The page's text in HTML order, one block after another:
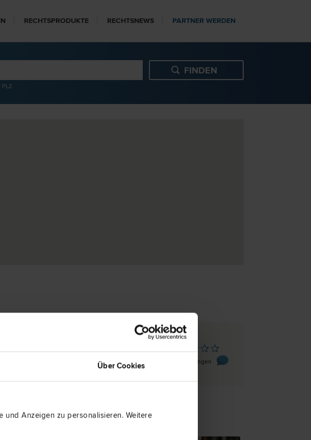
Über Cookies
und Anzeigen zu personalisieren. Weitere
RECHTSPRODUKTE RECHTSNEWS PARTNER WERDEN
Grazerstraße 130 0 Bewertungen